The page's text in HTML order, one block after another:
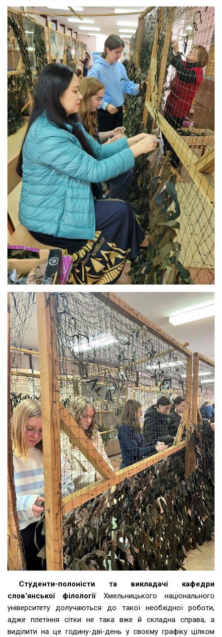
Студенти-полоністи та викладачі кафедри
слов’янської філологіїХмельницького національного
університету долучаються до такої необхідної роботи,
адже плетіння сітки не така вже й складна справа, а
виділити на це годину-дві-день у своєму графіку цілком